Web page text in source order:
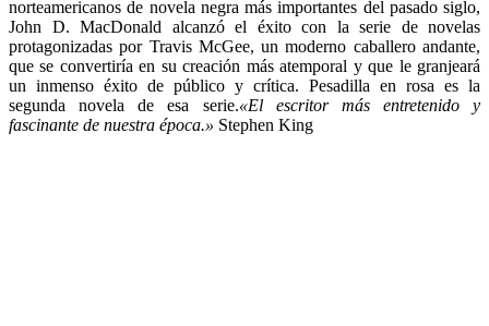
norteamericanos de novela negra más importantes del pasado siglo,
John D. MacDonald alcanzó el éxito con la serie de novelas
protagonizadas por Travis McGee, un moderno caballero andante,
que se convertiría en su creación más atemporal y que le granjeará
un inmenso éxito de público y crítica. Pesadilla en rosa es la
segunda novela de esa serie.«El escritor más entretenido y
fascinante de nuestra época.» Stephen King